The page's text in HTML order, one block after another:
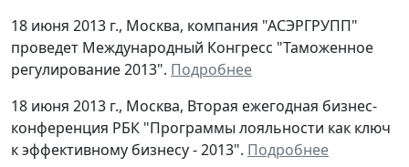
18 июня 2013 г., Москва, компания "АСЭРГРУПП"
проведет Международный Конгресс "Таможенное
регулирование 2013". Подробнее
18 июня 2013 г., Москва, Вторая ежегодная бизнес-
конференция РБК "Программы лояльности как ключ
к эффективному бизнесу - 2013". Подробнее